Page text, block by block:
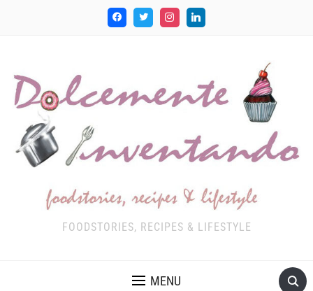
FOODSTORIES, RECIPES & LIFESTYLE
MENU